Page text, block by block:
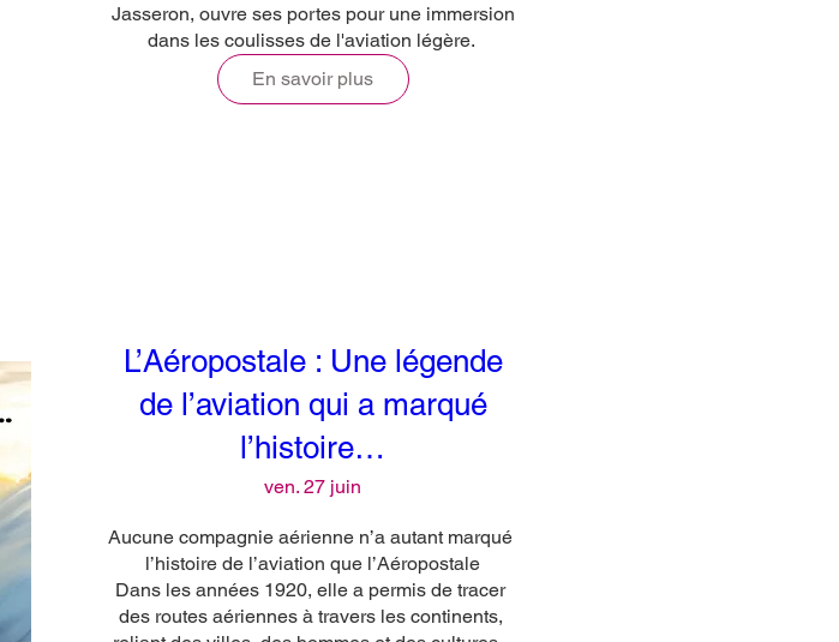
Jasseron, ouvre ses portes pour une immersion
dans les coulisses de l'aviation légère.
En savoir plus
L’Aéropostale : Une légende
de l’aviation qui a marqué
l’histoire…
ven. 27 juin
Aucune compagnie aérienne n’a autant marqué
l’histoire de l’aviation que l’Aéropostale
Dans les années 1920, elle a permis de tracer
des routes aériennes à travers les continents,